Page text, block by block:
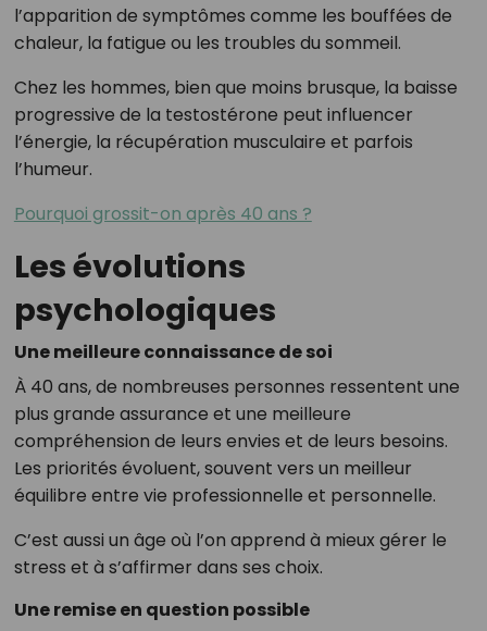
l’apparition de symptômes comme les bouffées de
chaleur, la fatigue ou les troubles du sommeil.
Chez les hommes, bien que moins brusque, la baisse
progressive de la testostérone peut influencer
l’énergie, la récupération musculaire et parfois
l’humeur.
Pourquoi grossit-on après 40 ans ?
Les évolutions
psychologiques
Une meilleure connaissance de soi
À 40 ans, de nombreuses personnes ressentent une
plus grande assurance et une meilleure
compréhension de leurs envies et de leurs besoins.
Les priorités évoluent, souvent vers un meilleur
équilibre entre vie professionnelle et personnelle.
C’est aussi un âge où l’on apprend à mieux gérer le
stress et à s’affirmer dans ses choix.
Une remise en question possible